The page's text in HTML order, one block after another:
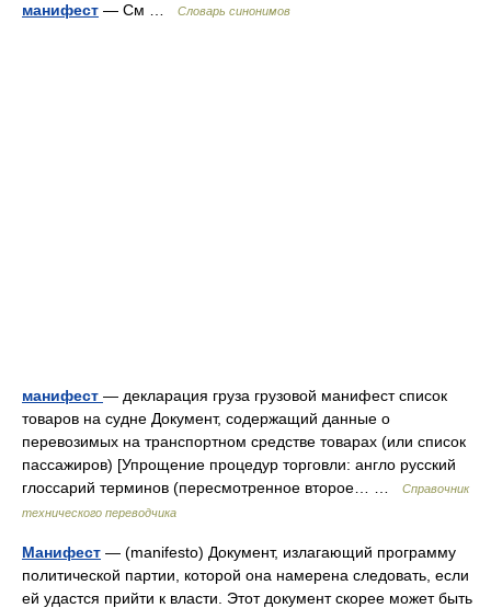
манифест — См … Словарь синонимов
манифест — декларация груза грузовой манифест список
товаров на судне Документ, содержащий данные о
перевозимых на транспортном средстве товарах (или список
пассажиров) [Упрощение процедур торговли: англо русский
глоссарий терминов (пересмотренное второе… …
Справочник
технического переводчика
Манифест — (manifesto) Документ, излагающий программу
политической партии, которой она намерена следовать, если
ей удастся прийти к власти. Этот документ скорее может быть